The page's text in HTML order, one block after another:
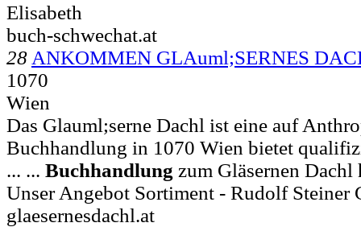
Elisabeth
buch-schwechat.at
28 ANKOMMEN GLAuml;SERNES
1070
Wien
Das Glauml;serne Dachl ist eine auf
Buchhandlung in 1070 Wien bietet
... ... Buchhandlung zum Gläsernen
Unser Angebot Sortiment - Rudolf Steiner
glaesernesdachl.at